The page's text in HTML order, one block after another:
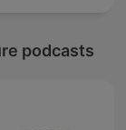
podcasts